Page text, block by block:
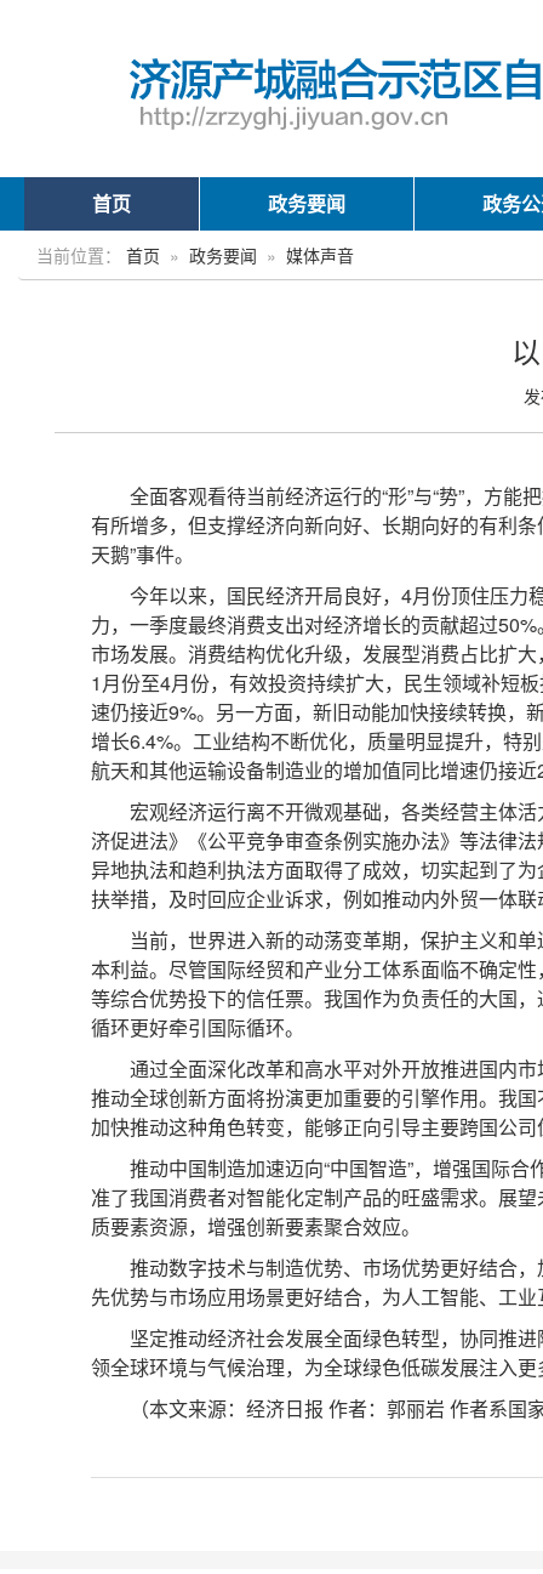
首页 政务要闻 政务
当前位置： 首页 » 政务要闻 » 媒体声音
全面客观看待当前经济运行的“形”与“势”，方
有所增多，但支撑经济向新向好、长期向好的有利
天鹅”事件。
今年以来，国民经济开局良好，4月份顶住压力
力，一季度最终消费支出对经济增长的贡献超过
市场发展。消费结构优化升级，发展型消费占比扩
1月份至4月份，有效投资持续扩大，民生领域补短
速仍接近9%。另一方面，新旧动能加快接续转换，
增长6.4%。工业结构不断优化，质量明显提升，特
航天和其他运输设备制造业的增加值同比增速仍接
宏观经济运行离不开微观基础，各类经营主体
济促进法》《公平竞争审查条例实施办法》等法律
异地执法和趋利执法方面取得了成效，切实起到了
扶举措，及时回应企业诉求，例如推动内外贸一体
当前，世界进入新的动荡变革期，保护主义和
本利益。尽管国际经贸和产业分工体系面临不确定
等综合优势投下的信任票。我国作为负责任的大国
循环更好牵引国际循环。
通过全面深化改革和高水平对外开放推进国内
推动全球创新方面将扮演更加重要的引擎作用。我
加快推动这种角色转变，能够正向引导主要跨国公
推动中国制造加速迈向“中国智造”，增强国际
准了我国消费者对智能化定制产品的旺盛需求。展
质要素资源，增强创新要素聚合效应。
推动数字技术与制造优势、市场优势更好结合
先优势与市场应用场景更好结合，为人工智能、工
坚定推动经济社会发展全面绿色转型，协同推
领全球环境与气候治理，为全球绿色低碳发展注入
（本文来源：经济日报 作者：郭丽岩 作者系